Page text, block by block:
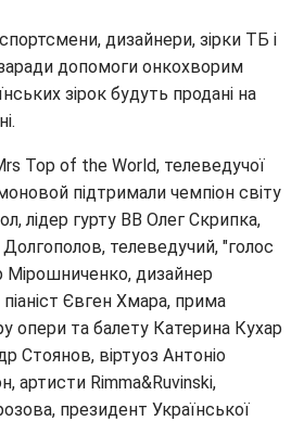
дизайнери, зірки ТБ і
допомоги онкохворим
зірок будуть продані на
Top of the World, телеведучої
підтримали чемпіон світу
лідер гурту ВВ Олег Скрипка,
телеведучий, "голос
дизайнер
Євген Хмара, прима
опери та балету Катерина Кухар
Стоянов, віртуоз Антоніо
артисти Rimma&Ruvinski,
президент Української